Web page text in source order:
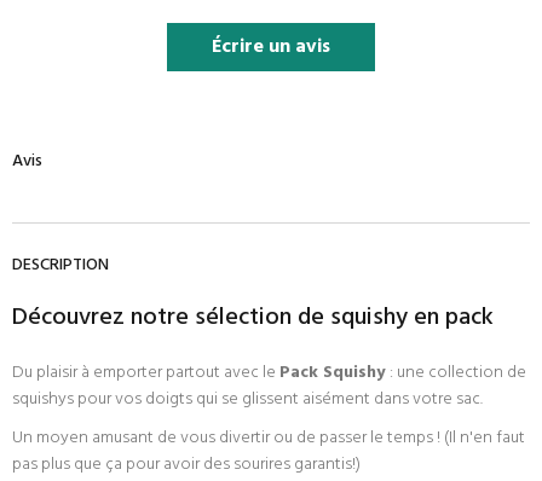
Écrire un avis
Avis
DESCRIPTION
Découvrez notre sélection de squishy en pack
Du plaisir à emporter partout avec le Pack Squishy: une collection de
squishys pour vos doigts qui se glissent aisément dans votre sac.
Un moyen amusant de vous divertir ou de passer le temps ! (Il n'en faut
pas plus que ça pour avoir des sourires garantis!)